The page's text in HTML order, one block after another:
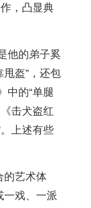
，凸显典
他的弟子奚
甩盔”，还包
中的“单腿
击犬盗红
。上述有些
的艺术体
一戏、一派